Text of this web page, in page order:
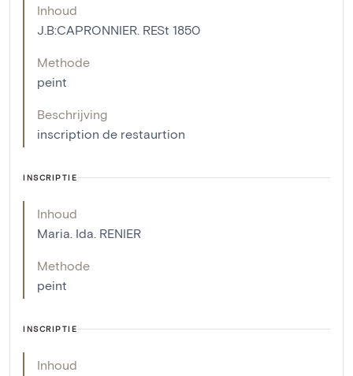
Inhoud
J.B:CAPRONNIER. RESt 1850
Methode
peint
Beschrijving
inscription de restaurtion
INSCRIPTIE
Inhoud
Maria. Ida. RENIER
Methode
peint
INSCRIPTIE
Inhoud